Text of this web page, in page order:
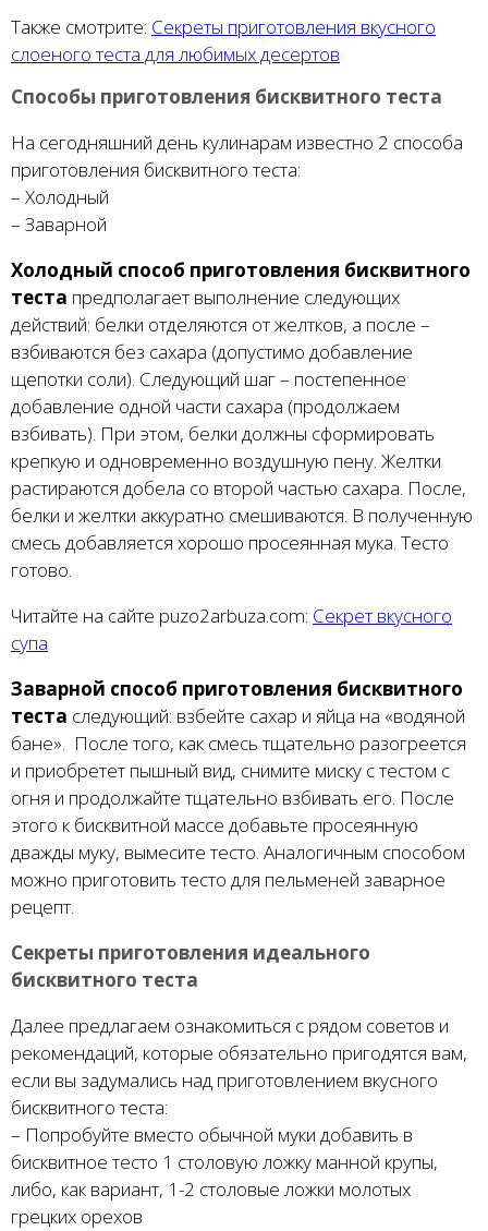
Также смотрите: Секреты приготовления вкусного
слоеного теста для любимых десертов
Способы приготовления бисквитного теста
На сегодняшний день кулинарам известно 2 способа
приготовления бисквитного теста:
– Холодный
– Заварной
Холодный способ приготовления бисквитного
теста предполагает выполнение следующих
действий: белки отделяются от желтков, а после –
взбиваются без сахара (допустимо добавление
щепотки соли). Следующий шаг – постепенное
добавление одной части сахара (продолжаем
взбивать). При этом, белки должны сформировать
крепкую и одновременно воздушную пену. Желтки
растираются добела со второй частью сахара. После,
белки и желтки аккуратно смешиваются. В полученную
смесь добавляется хорошо просеянная мука. Тесто
готово.
Читайте на сайте puzo2arbuza.com: Секрет вкусного
супа
Заварной способ приготовления бисквитного
теста следующий: взбейте сахар и яйца на «водяной
бане». После того, как смесь тщательно разогреется
и приобретет пышный вид, снимите миску с тестом с
огня и продолжайте тщательно взбивать его. После
этого к бисквитной массе добавьте просеянную
дважды муку, вымесите тесто. Аналогичным способом
можно приготовить тесто для пельменей заварное
рецепт.
Секреты приготовления идеального
бисквитного теста
Далее предлагаем ознакомиться с рядом советов и
рекомендаций, которые обязательно пригодятся вам,
если вы задумались над приготовлением вкусного
бисквитного теста:
– Попробуйте вместо обычной муки добавить в
бисквитное тесто 1 столовую ложку манной крупы,
либо, как вариант, 1-2 столовые ложки молотых
грецких орехов